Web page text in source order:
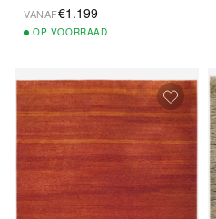
VANAF€1.199
OP VOORRAAD